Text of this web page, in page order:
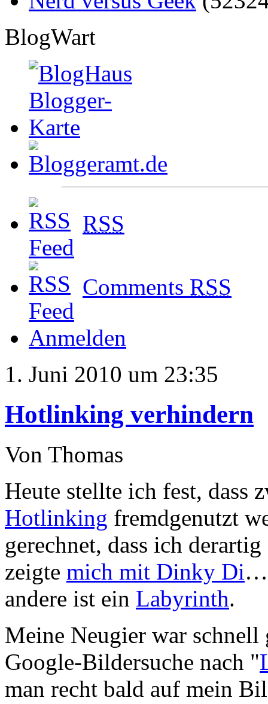
BlogWart
RSS
Comments RSS
Anmelden
1. Juni 2010 um 23:35
Hotlinking verhindern
Von Thomas
Heute stellte ich fest, dass
Hotlinking fremdgenutzt
gerechnet, dass ich
zeigte mich mit Dinky Di…
andere ist ein Labyrinth.
Meine Neugier war
Google-Bildersuche nach "
man recht bald auf mein